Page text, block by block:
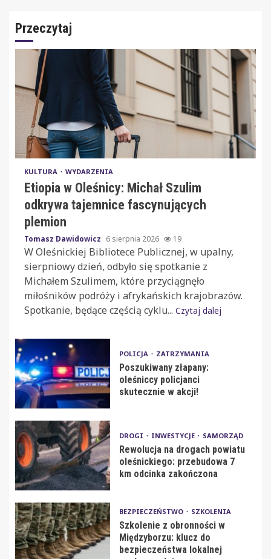
Przeczytaj
KULTURA WYDARZENIA
Etiopia w Oleśnicy: Michał Szulim
odkrywa tajemnice fascynujących
plemion
Tomasz Dawidowicz 6 sierpnia 2026 19
W Oleśnickiej Bibliotece Publicznej, w upalny,
sierpniowy dzień, odbyło się spotkanie z
Michałem Szulimem, które przyciągnęło
miłośników podróży i afrykańskich krajobrazów.
Spotkanie, będące częścią cyklu... Czytaj dalej
POLICJA ZATRZYMANIA
Poszukiwany złapany:
oleśniccy policjanci
skutecznie w akcji!
DROGI INWESTYCJE SAMORZĄD
Rewolucja na drogach powiatu
oleśnickiego: przebudowa 7
km odcinka zakończona
BEZPIECZEŃSTWO SZKOLENIA
Szkolenie z obronności w
Międzyborzu: klucz do
bezpieczeństwa lokalnej